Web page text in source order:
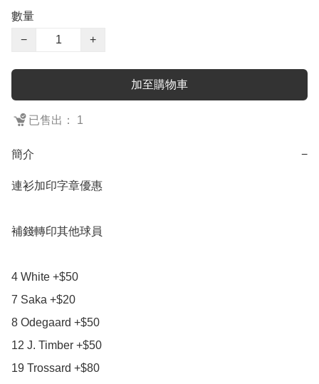
數量
−
+
加至購物車
已售出： 1
簡介 −
連衫加印字章優惠
補錢轉印其他球員
4 White +$50
7 Saka +$20
8 Odegaard +$50
12 J. Timber +$50
19 Trossard +$80